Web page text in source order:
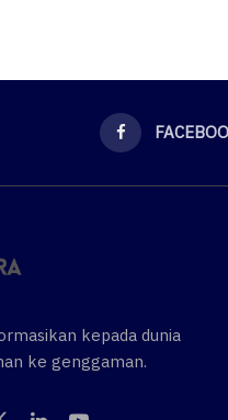
kepada dunia
ke genggaman.